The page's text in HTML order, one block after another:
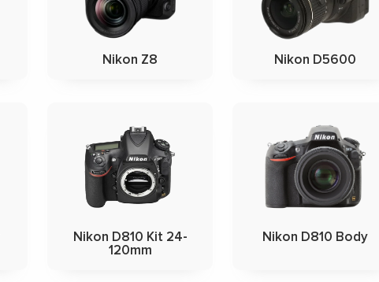
Nikon Z8 Nikon D5600
Nikon D810 Kit 24-
120mm
Nikon D810 Body